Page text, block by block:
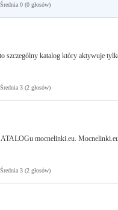
0 (0 głosów)
szczególny katalog który aktywuje
3 (2 głosów)
mocnelinki.eu.
3 (2 głosów)